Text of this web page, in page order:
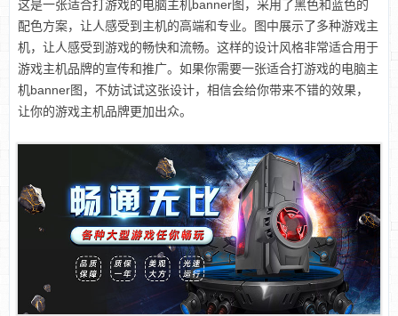
这是一张适合打游戏的电脑主机banner图，采用了黑色和蓝色的
配色方案，让人感受到主机的高端和专业。图中展示了多种游戏主
机，让人感受到游戏的畅快和流畅。这样的设计风格非常适合用于
游戏主机品牌的宣传和推广。如果你需要一张适合打游戏的电脑主
机banner图，不妨试试这张设计，相信会给你带来不错的效果，
让你的游戏主机品牌更加出众。